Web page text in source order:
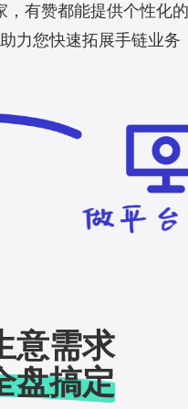
，有赞都能提供个性化的
力您快速拓展手链业务
意需求
盘搞定